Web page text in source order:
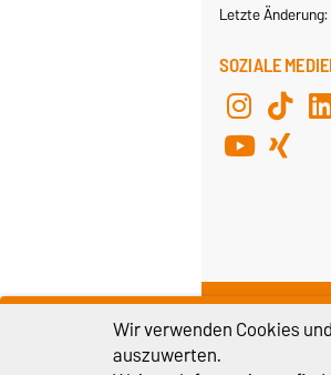
Letzte
SOZIALE
Wir verwenden Cookies
auszuwerten.